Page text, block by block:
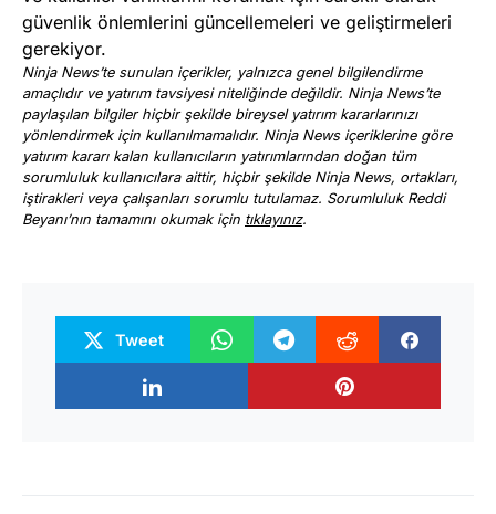
güvenlik önlemlerini güncellemeleri ve geliştirmeleri
gerekiyor.
Ninja News’te sunulan içerikler, yalnızca genel bilgilendirme
amaçlıdır ve yatırım tavsiyesi niteliğinde değildir. Ninja News’te
paylaşılan bilgiler hiçbir şekilde bireysel yatırım kararlarınızı
yönlendirmek için kullanılmamalıdır. Ninja News içeriklerine göre
yatırım kararı kalan kullanıcıların yatırımlarından doğan tüm
sorumluluk kullanıcılara aittir, hiçbir şekilde Ninja News, ortakları,
iştirakleri veya çalışanları sorumlu tutulamaz. Sorumluluk Reddi
Beyanı’nın tamamını okumak için tıklayınız.
Tweet